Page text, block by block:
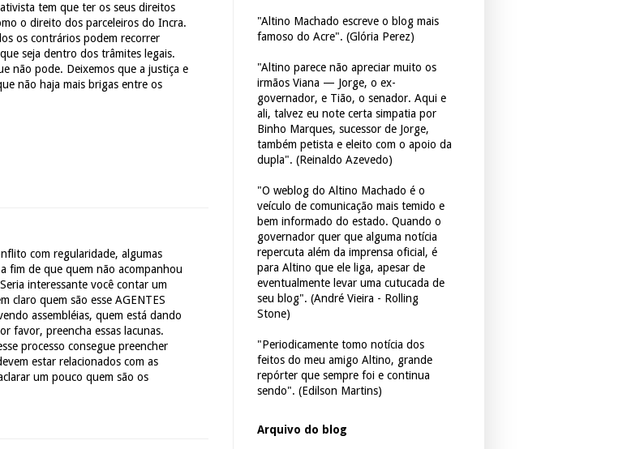
tem que ter os seus direitos
o direito dos parceleiros do Incra.
os contrários podem recorrer
seja dentro dos trâmites legais.
não pode. Deixemos que a justiça e
não haja mais brigas entre os
com regularidade, algumas
fim de que quem não acompanhou
interessante você contar um
claro quem são esse AGENTES
assembléias, quem está dando
favor, preencha essas lacunas.
processo consegue preencher
estar relacionados com as
um pouco quem são os
"Altino Machado escreve o blog mais
famoso do Acre". (Glória Perez)
"Altino parece não apreciar muito os
irmãos Viana — Jorge, o ex-
governador, e Tião, o senador. Aqui e
ali, talvez eu note certa simpatia por
Binho Marques, sucessor de Jorge,
também petista e eleito com o apoio da
dupla". (Reinaldo Azevedo)
"O weblog do Altino Machado é o
veículo de comunicação mais temido e
bem informado do estado. Quando o
governador quer que alguma notícia
repercuta além da imprensa oficial, é
para Altino que ele liga, apesar de
eventualmente levar uma cutucada de
seu blog". (André Vieira - Rolling
Stone)
"Periodicamente tomo notícia dos
feitos do meu amigo Altino, grande
repórter que sempre foi e continua
sendo". (Edilson Martins)
Arquivo do blog